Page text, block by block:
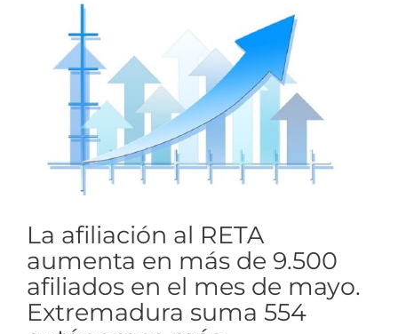
grande
La afiliación al RETA
aumenta en más de 9.500
afiliados en el mes de mayo.
Extremadura suma 554